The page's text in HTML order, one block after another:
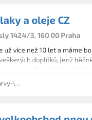
a oleje CZ
1424/3, 160 00 Praha
už více než 10 let a máme
doplňků, jenž
barev, laků a nátěrových
schopni odborně poradit a
vyzkoušený.
oleje.cz